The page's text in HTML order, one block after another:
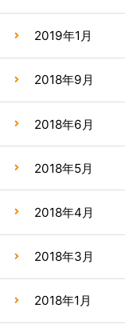
2019年1月
2018年9月
2018年6月
2018年5月
2018年4月
2018年3月
2018年1月